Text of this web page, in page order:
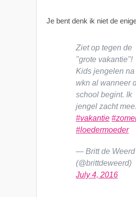
Je bent denk ik niet de
Ziet op tegen de
"grote vakantie"!
Kids jengelen na
wkn al wanneer
school begint. Ik
jengel zacht mee.
#vakantie
#loedermoeder
— Britt de Weerd
(@brittdeweerd)
July 4, 2016